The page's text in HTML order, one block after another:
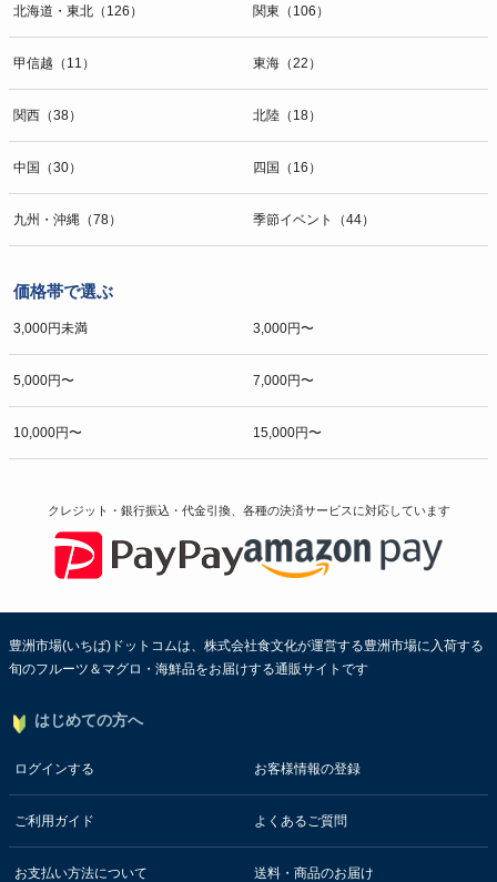
北海道・東北（126） 関東（106）
甲信越（11） 東海（22）
関西（38） 北陸（18）
中国（30） 四国（16）
九州・沖縄（78） 季節イベント（44）
価格帯で選ぶ
3,000円未満 3,000円〜
5,000円〜 7,000円〜
10,000円〜 15,000円〜
クレジット・銀行振込・代金引換、各種の決済サービスに対応しています
豊洲市場(いちば)ドットコムは、株式会社食文化が運営する豊洲市場に入荷する
旬のフルーツ＆マグロ・海鮮品をお届けする通販サイトです
はじめての方へ
ログインする お客様情報の登録
ご利用ガイド よくあるご質問
お支払い方法について 送料・商品のお届け